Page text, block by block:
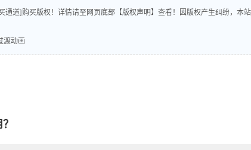
道]购买版权！详情请至网页底部【版权声明】查看！因版权产生纠纷，本站
渡动画